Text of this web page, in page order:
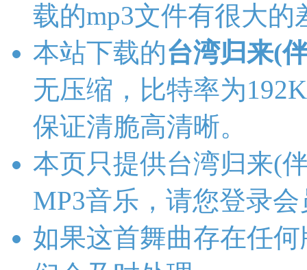
载的mp3文件有很大的
本站下载的台湾归来(
无压缩，比特率为
保证清脆高清晰。
本页只提供台湾归来(
MP3音乐，请您登录
如果这首舞曲存在任